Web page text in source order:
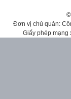
Đơn vị chủ quản:
Giấy phép mạng